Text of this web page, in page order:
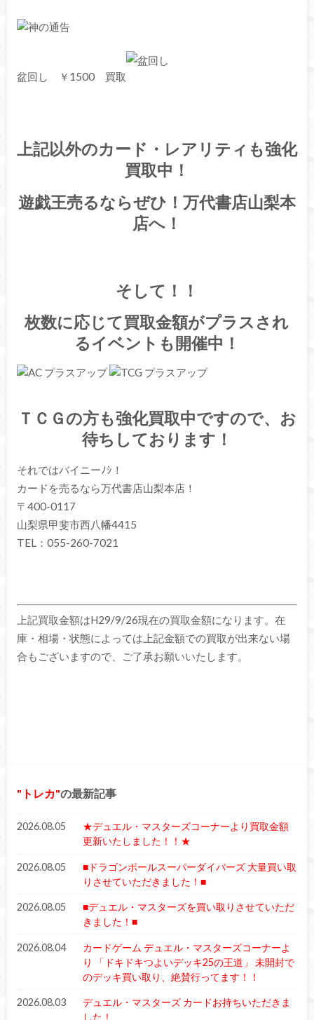
盆回し ￥1500 買取
上記以外のカード・レアリティも強化
買取中！
遊戯王売るならぜひ！万代書店山梨本
店へ！
そして！！
枚数に応じて買取金額がプラスされ
るイベントも開催中！
ＴＣＧの方も強化買取中ですので、お
待ちしております！
それではバイニーﾉｼ！
カードを売るなら万代書店山梨本店！
〒400-0117
山梨県甲斐市西八幡4415
TEL：055-260-7021
上記買取金額はH29/9/26現在の買取金額になります。在
庫・相場・状態によっては上記金額での買取が出来ない場
合もございますので、ご了承お願いいたします。
トレカ の最新記事
2026.08.05
★デュエル・マスターズコーナーより買取金額
更新いたしました！！★
2026.08.05
■ドラゴンボールスーパーダイバーズ 大量買い取
りさせていただきました！■
2026.08.05
■デュエル・マスターズを買い取りさせていただ
きました！■
2026.08.04
カードゲーム デュエル・マスターズコーナーよ
り 「ドキドキつよいデッキ25の王道」 未開封で
のデッキ買い取り、絶賛行ってます！！
2026.08.03
デュエル・マスターズ カードお持ちいただきま
した！